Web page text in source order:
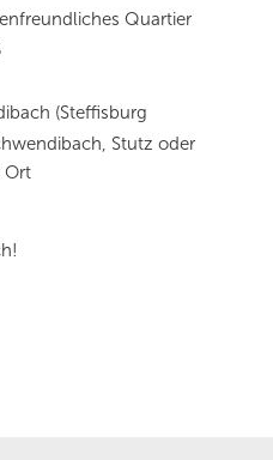
Quartier
(Steffisburg
Stutz oder
Ort